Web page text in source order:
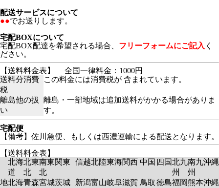
配送サービスについて
●●でお送りします。
宅配BOXについて
宅配BOX配達を希望される場合、 フリーフォームにご記入 く
ださい。
【送料料金表】
全国一律料金：1000円
送料分消費
税
この料金には消費税が 含まれています。
離島他の扱
い
離島・一部地域は追加送料がかかる場合がありま
す。
宅配便
【備考】佐川急便、もしくは西濃運輸による配送となります。
【送料料金表】
北海
道
北東
北
南東
北
関東 信越北陸東海関西 中国 四国北九
州
南九
州
沖縄
地北海青森宮城茨城
新潟富山岐阜滋賀 鳥取 徳島福岡熊本沖縄